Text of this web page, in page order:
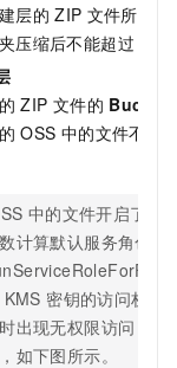
层的 ZIP 文件所在的
压缩后不能超过
ZIP 文件的 Bucket
OSS 中的文件不能
中的文件开启了
计算默认服务角色
密钥的访问权限
出现无权限访问
如下图所示。